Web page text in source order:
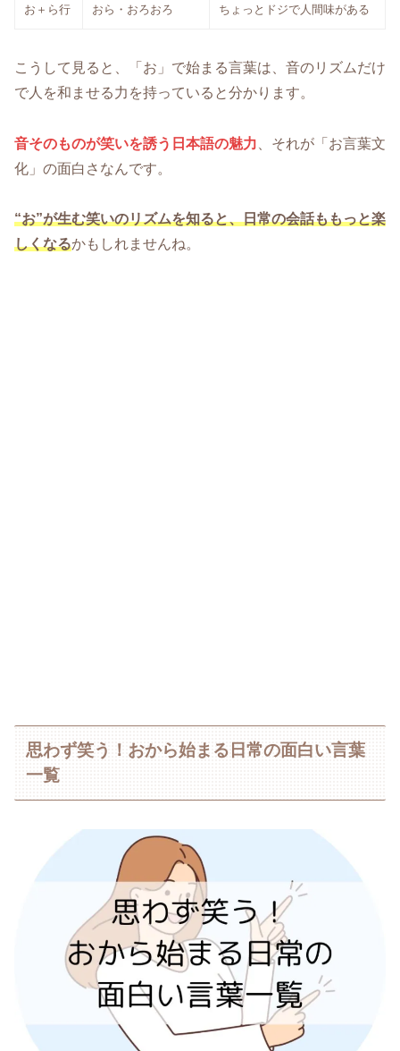
お＋ら行 おら・おろおろ ちょっとドジで人間味がある
こうして見ると、「お」で始まる言葉は、音のリズムだけ
で人を和ませる力を持っていると分かります。
音そのものが笑いを誘う日本語の魅力 、それが「お言葉文
化」の面白さなんです。
“お”が生む笑いのリズムを知ると、日常の会話ももっと楽
しくなるかもしれませんね。
思わず笑う！おから始まる日常の面白い言葉
一覧